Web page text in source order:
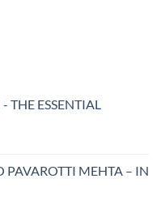
THE ESSENTIAL
PAVAROTTI MEHTA – IN